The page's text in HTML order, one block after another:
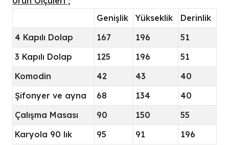
Genişlik
Yükseklik
Derinlik
4 Kapılı Dolap
167 196
51
3 Kapılı Dolap
125 196
51
Komodin
42 43
40
Şifonyer ve ayna
68 134
40
Çalışma Masası
90 150
55
Karyola 90 lık
95 91 196